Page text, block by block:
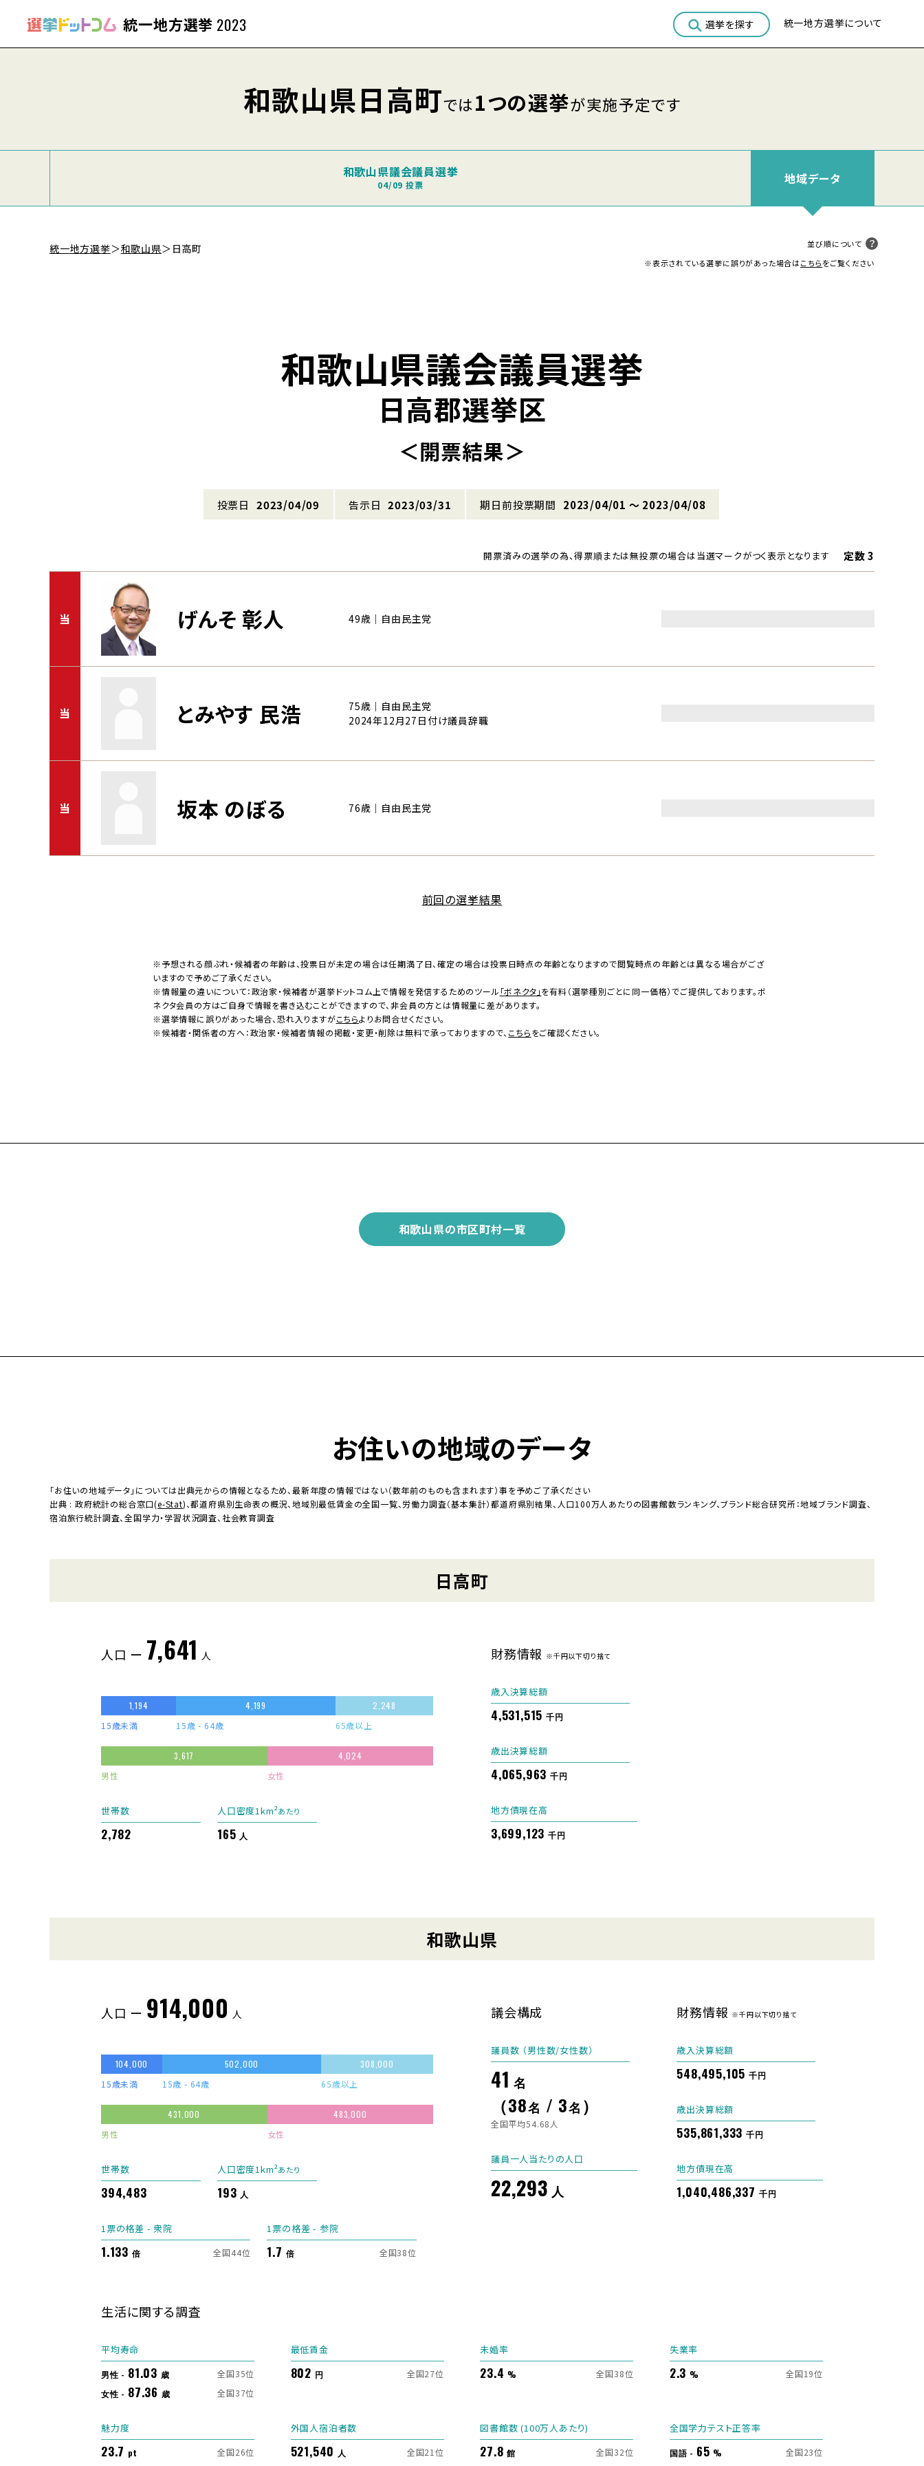
統一地方選挙 2023 選挙を探す 統一地方選挙について
和歌山県日高町では1つの選挙が実施予定です
和歌山県議会議員選挙
04/09 投票 地域データ
統一地方選挙＞和歌山県＞ 日高町
並び順について
※表示されている選挙に誤りがあった場合はこちらをご覧ください
和歌山県議会議員選挙
日高郡選挙区
＜開票結果＞
投票日 2023/04/09 告示日 2023/03/31 期日前投票期間 2023/04/01 〜 2023/04/08
開票済みの選挙の為、得票順または無投票の場合は当選マークがつく表示となります 定数 3
当 げんそ 彰人 49歳｜自由民主党
当 とみやす 民浩
75歳｜自由民主党
2024年12月27日付け議員辞職
当 坂本 のぼる 76歳｜自由民主党
前回の選挙結果
※予想される顔ぶれ・候補者の年齢は、投票日が未定の場合は任期満了日、確定の場合は投票日時点の年齢となりますので閲覧時点の年齢とは異なる場合がござ
いますので予めご了承ください。
※情報量の違いについて：政治家・候補者が選挙ドットコム上で情報を発信するためのツール 「ボネクタ」を有料（選挙種別ごとに同一価格）でご提供しております。ボ
ネクタ会員の方はご自身で情報を書き込むことができますので、非会員の方とは情報量に差があります。
※選挙情報に誤りがあった場合、恐れ入りますがこちらよりお問合せください。
※候補者・関係者の方へ：政治家・候補者情報の掲載・変更・削除は無料で承っておりますので、 こちらをご確認ください。
和歌山県の市区町村一覧
お住いの地域のデータ
「お住いの地域データ」については出典元からの情報となるため、最新年度の情報ではない（数年前のものも含まれます）事を予めご了承ください
出典 : 政府統計の総合窓口(e-Stat)、都道府県別生命表の概況、地域別最低賃金の全国一覧、労働力調査（基本集計）都道府県別結果、人口100万人あたりの図書館数ランキング、ブランド総合研究所：地域ブランド調査、
宿泊旅行統計調査、全国学力・学習状況調査、社会教育調査
日高町
人口 ー 7,641 人
1,194
15歳未満
4,199
15歳 - 64歳
2,248
65歳以上
3,617
男性
4,024
女性
世帯数
2,782
人口密度1km²あたり
165 人
財務情報 ※千円以下切り捨て
歳入決算総額
4,531,515 千円
歳出決算総額
4,065,963 千円
地方債現在高
3,699,123 千円
和歌山県
人口 ー 914,000 人
104,000
15歳未満
502,000
15歳 - 64歳
308,000
65歳以上
431,000
男性
483,000
女性
世帯数
394,483
人口密度1km²あたり
193 人
1票の格差 - 衆院
1.133 倍 全国44位
1票の格差 - 参院
1.7 倍 全国38位
議会構成
議員数 （男性数/女性数）
41 名
（38名 / 3名 ）
全国平均54.68人
議員一人当たりの人口
22,293 人
財務情報 ※千円以下切り捨て
歳入決算総額
548,495,105 千円
歳出決算総額
535,861,333 千円
地方債現在高
1,040,486,337 千円
生活に関する調査
平均寿命
男性 - 81.03 歳
全国35位
女性 - 87.36 歳 全国37位
最低賃金
802 円 全国27位
未婚率
23.4 % 全国38位
失業率
2.3 % 全国19位
魅力度
23.7 pt 全国26位
外国人宿泊者数
521,540 人 全国21位
図書館数 (100万人あたり)
27.8 館 全国32位
全国学力テスト正答率
国語 - 65 %
全国23位